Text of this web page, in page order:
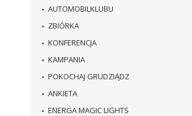
AUTOMOBILKLUBU
ZBIÓRKA
KONFERENCJA
KAMPANIA
POKOCHAJ GRUDZIĄDZ
ANKIETA
ENERGA MAGIC LIGHTS